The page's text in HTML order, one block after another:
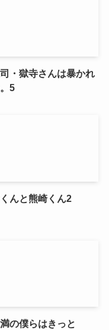
・獄寺さんは暴かれ
5
んと熊崎くん2
の僕らはきっと